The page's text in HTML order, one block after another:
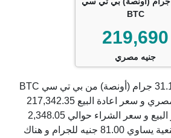
BTC
219,690
جنيه مصري
السعر الحالي للسبيكة 31.1 جرام (أونصة) من بي تي سي BTC
يبلغ 219,690.40 جنيه مصري و سعر اعادة البيع 217,342.35
جنيه. مع فارق بين سعر البيع و سعر الشراء حوالي 2,348.05
جنيه مصري, بسعر مصنعية يساوي 81.00 جنيه للجرام و هناك